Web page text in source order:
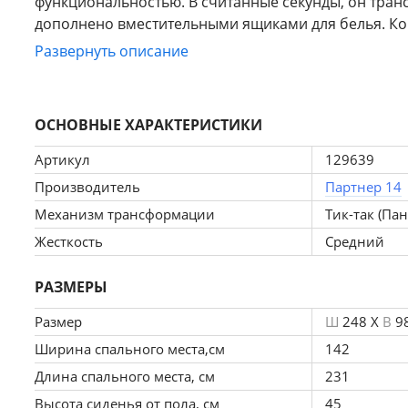
дополнено вместительными ящиками для белья.
Прочность и лучшее качество сна.
посредством особого плетения, что позволяет
отдыха.
Долговечность
. Жесткий каркас исключает
надежна, устойчива и имеет ровную
Комбинация из разного типа тканевых волокон
отличается простотой в уходе.
Средний размер. При габаритах: 248x98x163
спальное место 142x231 см.
Развернуть описание
ОСНОВНЫЕ ХАРАКТЕРИСТИКИ
Артикул
129639
Производитель
Партнер 14
Механизм трансформации
Тик-так
Жесткость
Средний
РАЗМЕРЫ
Размер Ш 248 X В
Ширина спального места,см
142
Длина спального места, см
231
Высота сиденья от пола, см
45